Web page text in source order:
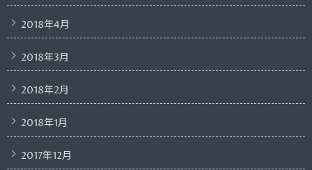
2018年4月
2018年3月
2018年2月
2018年1月
2017年12月